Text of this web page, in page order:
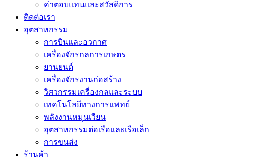
ค่าตอบแทนและสวัสดิการ
ติดต่อเรา
อุตสาหกรรม
การบินและอวกาศ
เครื่องจักรกลการเกษตร
ยานยนต์
เครื่องจักรงานก่อสร้าง
วิศวกรรมเครื่องกลและระบบ
เทคโนโลยีทางการแพทย์
พลังงานหมุนเวียน
อุตสาหกรรมต่อเรือและเรือเล็ก
การขนส่ง
ร้านค้า